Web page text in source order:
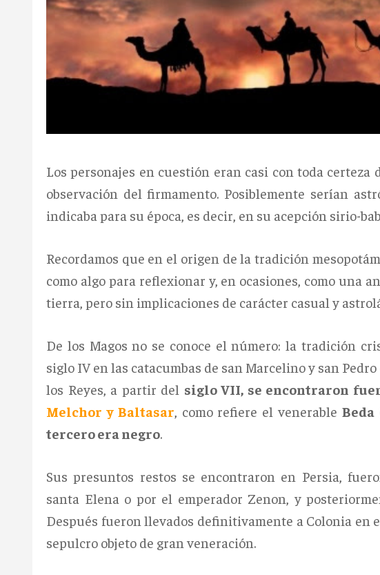
Los personajes en cuestión eran casi con toda
observación del firmamento. Posiblemente serían
indicaba para su época, es decir, en su acepción sirio-
Recordamos que en el origen de la tradición
como algo para reflexionar y, en ocasiones, como una
tierra, pero sin implicaciones de carácter casual y
De los Magos no se conoce el número: la tradición
siglo IV en las catacumbas de san Marcelino y san
los Reyes, a partir del siglo VII, se encontraron
Melchor y Baltasar , como refiere el venerable Beda
tercero era negro.
Sus presuntos restos se encontraron en Persia,
santa Elena o por el emperador Zenon, y
Después fueron llevados definitivamente a Colonia en
sepulcro objeto de gran veneración.